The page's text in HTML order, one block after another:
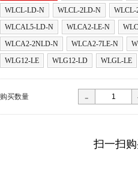
WLCL-LD-N
WLCL-2LD-N
WLCAL5-LD-N
WLCA2-LE-N
WLCA2-2NLD-N
WLCA2-7LE-N
WLG12-LE
WLG12-LD WLGL-LE
购买数量 -
扫一扫